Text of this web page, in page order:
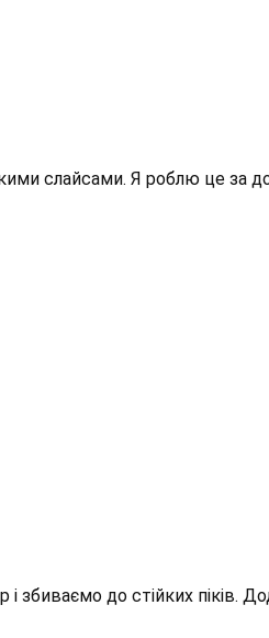
слайсами. Я роблю це за
збиваємо до стійких піків.